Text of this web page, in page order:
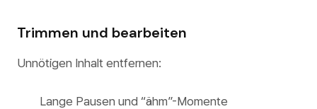
Trimmen und bearbeiten
Unnötigen Inhalt entfernen:
Lange Pausen und “ähm”-Momente